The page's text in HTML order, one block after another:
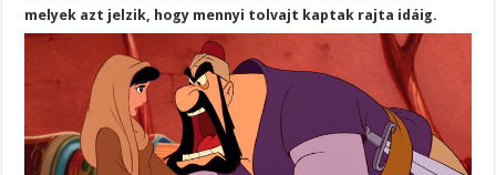
melyek azt jelzik, hogy mennyi tolvajt kaptak rajta idáig.